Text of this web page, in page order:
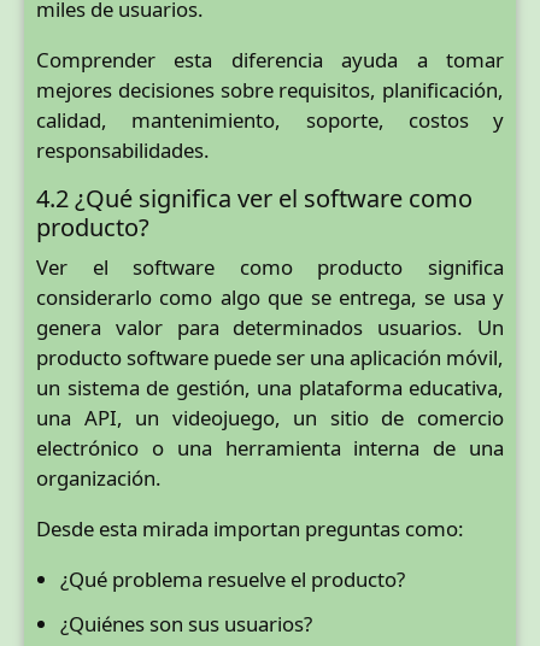
miles de usuarios.
Comprender esta diferencia ayuda a tomar
mejores decisiones sobre requisitos, planificación,
calidad, mantenimiento, soporte, costos y
responsabilidades.
4.2 ¿Qué significa ver el software como
producto?
Ver el software como producto significa
considerarlo como algo que se entrega, se usa y
genera valor para determinados usuarios. Un
producto software puede ser una aplicación móvil,
un sistema de gestión, una plataforma educativa,
una API, un videojuego, un sitio de comercio
electrónico o una herramienta interna de una
organización.
Desde esta mirada importan preguntas como:
¿Qué problema resuelve el producto?
¿Quiénes son sus usuarios?